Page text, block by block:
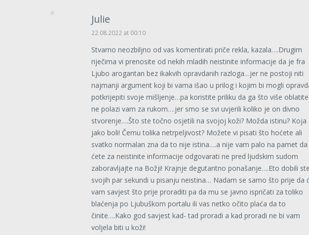
Julie
22.08.2022 at 00:10
Stvarno neozbiljno od vas komentirati priče rekla, kazala….Drugim
riječima vi prenosite od nekih mladih neistinite informacije da je fra
Ljubo arogantan bez ikakvih opravdanih razloga…jer ne postoji niti
najmanji argument koji bi vama išao u prilog i kojim bi mogli
potkrijepiti svoje mišljenje…pa koristite priliku da ga što više
ne polazi vam za rukom….jer smo se svi uvjerili koliko je on divno
stvorenje….Što ste točno osjetili na svojoj koži? Možda istinu? Koja
jako boli! Čemu tolika netrpeljivost? Možete vi pisati što hoćete ali
svatko normalan zna da to nije istina….a nije vam palo na pamet da
ćete za neistinite informacije odgovarati ne pred ljudskim sudom
zaboravljajte na Božji! Krajnje degutantno ponašanje….Eto dobili
svojih par sekundi u pisanju neistina… Nadam se samo što prije da
vam savjest što prije proraditi pa da mu se javno ispričati za toliko
blaćenja po Ljubuškom portalu ili vas netko očito plaća da to
činite….Kako god savjest kad- tad proradi a kad proradi ne bi vam
voljela biti u koži!